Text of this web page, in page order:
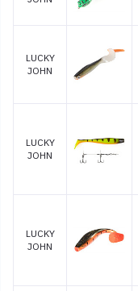
LUCKY
JOHN
LUCKY
JOHN
LUCKY
JOHN